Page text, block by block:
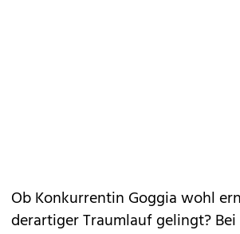
Ob Konkurrentin Goggia wohl
derartiger Traumlauf gelingt?